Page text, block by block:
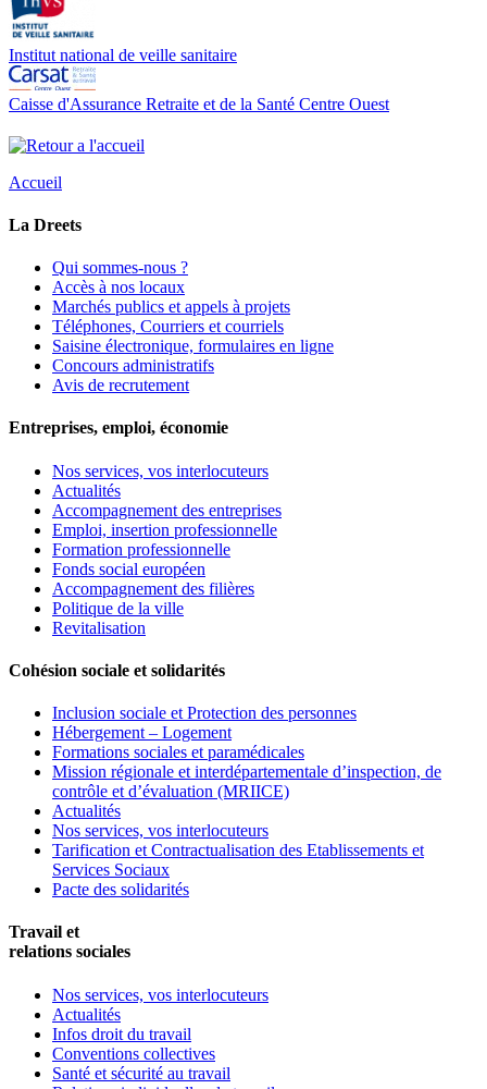
Institut national de veille sanitaire
Caisse d'Assurance Retraite et de la Santé Centre Ouest
Accueil
La Dreets
Qui sommes-nous ?
Accès à nos locaux
Marchés publics et appels à projets
Téléphones, Courriers et courriels
Saisine électronique, formulaires en ligne
Concours administratifs
Avis de recrutement
Entreprises, emploi, économie
Nos services, vos interlocuteurs
Actualités
Accompagnement des entreprises
Emploi, insertion professionnelle
Formation professionnelle
Fonds social européen
Accompagnement des filières
Politique de la ville
Revitalisation
Cohésion sociale et solidarités
Inclusion sociale et Protection des personnes
Hébergement – Logement
Formations sociales et paramédicales
Mission régionale et interdépartementale d’inspection, de
contrôle et d’évaluation (MRIICE)
Actualités
Nos services, vos interlocuteurs
Tarification et Contractualisation des Etablissements et
Services Sociaux
Pacte des solidarités
Travail et
relations sociales
Nos services, vos interlocuteurs
Actualités
Infos droit du travail
Conventions collectives
Santé et sécurité au travail